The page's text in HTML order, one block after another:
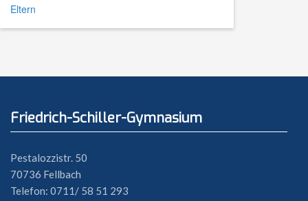
Eltern
Friedrich-Schiller-Gymnasium
Pestalozzistr. 50
70736 Fellbach
Telefon: 0711/ 58 51 293